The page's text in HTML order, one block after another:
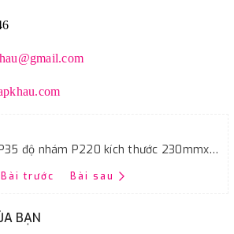
Giấy ráp tờ RIKEN CP35 độ nhám P220 kích thước 230mmx280mm 100 tờ/tập
Bài trước Bài sau
BẠN